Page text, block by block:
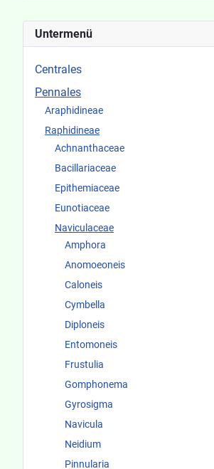
Untermenü
Centrales
Pennales
Araphidineae
Raphidineae
Achnanthaceae
Bacillariaceae
Epithemiaceae
Eunotiaceae
Naviculaceae
Amphora
Anomoeoneis
Caloneis
Cymbella
Diploneis
Entomoneis
Frustulia
Gomphonema
Gyrosigma
Navicula
Neidium
Pinnularia